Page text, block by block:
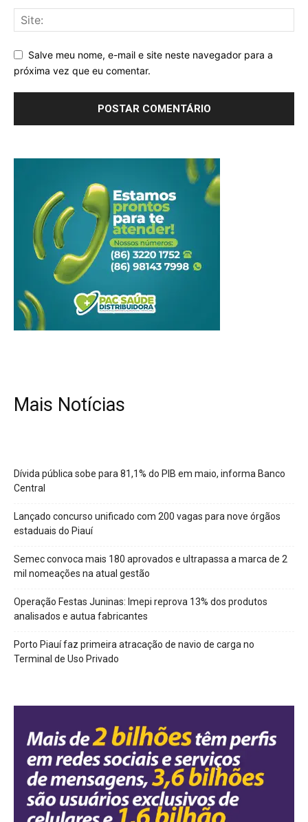
Salve meu nome, e-mail e site neste navegador para a
próxima vez que eu comentar.
Mais Notícias
Dívida pública sobe para 81,1% do PIB em maio, informa Banco
Central
Lançado concurso unificado com 200 vagas para nove órgãos
estaduais do Piauí
Semec convoca mais 180 aprovados e ultrapassa a marca de 2
mil nomeações na atual gestão
Operação Festas Juninas: Imepi reprova 13% dos produtos
analisados e autua fabricantes
Porto Piauí faz primeira atracação de navio de carga no
Terminal de Uso Privado